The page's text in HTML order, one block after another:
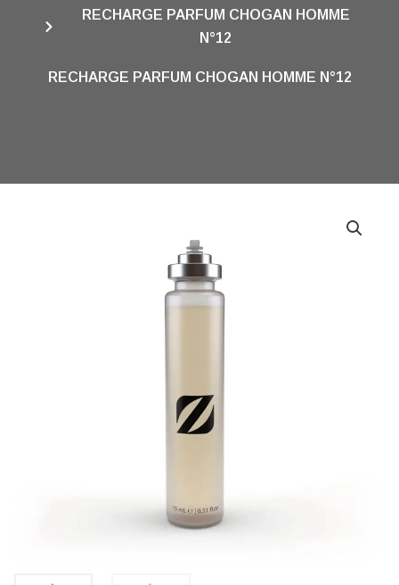
RECHARGE PARFUM CHOGAN HOMME
N°12
RECHARGE PARFUM CHOGAN HOMME N°12